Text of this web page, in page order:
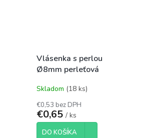
Vlásenka s perlou
Ø8mm perleťová
Skladom (18 ks)
€0,53 bez DPH
€0,65 / ks
DO KOŠÍKA